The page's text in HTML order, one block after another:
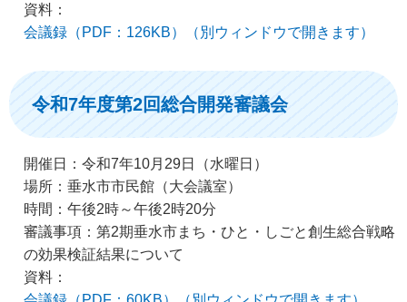
資料：
会議録（PDF：126KB）（別ウィンドウで開きます）
令和7年度第2回総合開発審議会
開催日：令和7年10月29日（水曜日）
場所：垂水市市民館（大会議室）
時間：午後2時～午後2時20分
審議事項：第2期垂水市まち・ひと・しごと創生総合戦略
の効果検証結果について
資料：